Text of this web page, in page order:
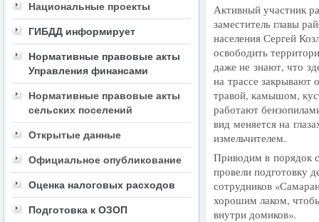
Национальные проекты
ГИБДД информирует
Нормативные правовые акты
Управления финансами
Нормативные правовые акты
сельских поселений
Открытые данные
Официальное опубликование
Оценка налоговых расходов
Подготовка к ОЗОП
Активный участник
заместитель главы
населения Сергей
освободить
даже не знают, что
на трассе закрывают
травой, камышом,
работают
вид меняется на
измельчителем.
Приводим в порядок
провели подготовку
сотрудников «
хорошим лаком,
внутри домиков».